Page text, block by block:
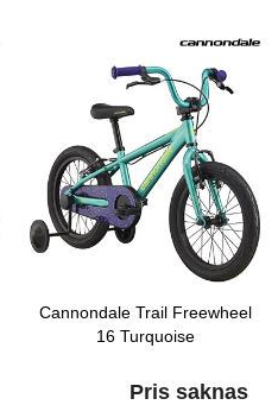
Cannondale Trail Freewheel
16 Turquoise
Pris saknas